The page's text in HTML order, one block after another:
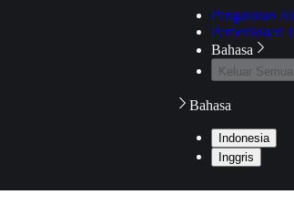
Pengaturan
Pemeriksaan
Bahasa
Keluar
Bahasa
Indonesia
Inggris